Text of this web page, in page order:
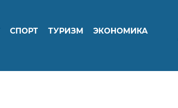
СПОРТ ТУРИЗМ ЭКОНОМИКА